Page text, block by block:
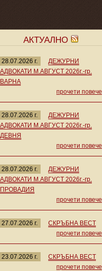
АКТУАЛНО
28.07.2026 г.
ДЕЖУРНИ
АДВОКАТИ М.АВГУСТ 2026г.-гр.
ВАРНА
прочети повече
28.07.2026 г.
ДЕЖУРНИ
АДВОКАТИ М.АВГУСТ 2026г.-гр.
ДЕВНЯ
прочети повече
28.07.2026 г.
ДЕЖУРНИ
АДВОКАТИ М.АВГУСТ 2026г.-гр.
ПРОВАДИЯ
прочети повече
27.07.2026 г.
СКРЪБНА ВЕСТ
прочети повече
23.07.2026 г.
СКРЪБНА ВЕСТ
прочети повече